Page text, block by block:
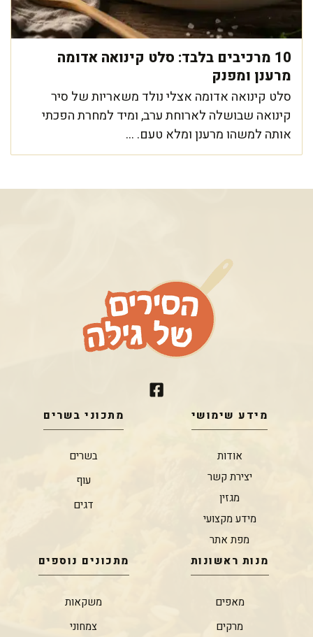
10 מרכיבים בלבד: סלט קינואה אדומה
מרענן ומפנק
סלט קינואה אדומה אצלי נולד משאריות של סיר
קינואה שבושלה לארוחת ערב, ומיד למחרת הפכתי
אותה למשהו מרענן ומלא טעם. ...
מידע שימושי
אודות
יצירת קשר
מגזין
מידע מקצועי
מפת אתר
מתכוני בשרים
בשרים
עוף
דגים
מנות ראשונות
מאפים
מרקים
מתכונים נוספים
משקאות
צמחוני